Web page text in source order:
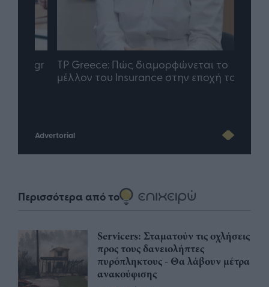
TP Greece: Πώς διαμορφώνεται το
μέλλον του Insurance στην εποχή του AI
Advertorial
Περισσότερα από το
Servicers: Σταματούν τις οχλήσεις
προς τους δανειολήπτες
πυρόπληκτους - Θα λάβουν μέτρα
ανακούφισης